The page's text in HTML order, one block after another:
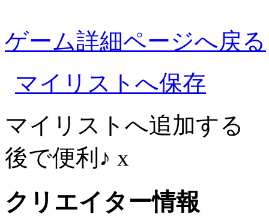
ゲーム詳細ページへ戻る
マイリストへ保存
マイリストへ追加する
後で便利♪ x
クリエイター情報